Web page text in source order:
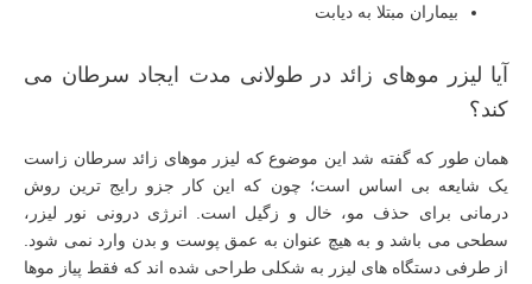
بیماران مبتلا به دیابت
آیا لیزر موهای زائد در طولانی مدت ایجاد سرطان می
کند؟
همان طور که گفته شد این موضوع که لیزر موهای زائد سرطان زاست
یک شایعه بی اساس است؛ چون که این کار جزو رایج‌ ترین روش‌
درمانی برای حذف مو، خال و زگیل است. انرژی درونی نور لیزر،
سطحی می باشد و به هیچ عنوان به عمق پوست و بدن وارد نمی‌ شود.
از طرفی دستگاه‌ های لیزر به شکلی طراحی شده‌ اند که فقط پیاز مو‌ها